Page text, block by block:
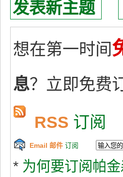
发表新主题
想在第一时间
息？立即免费
RSS 订阅
Email 邮件 订阅
* 为何要订阅帕